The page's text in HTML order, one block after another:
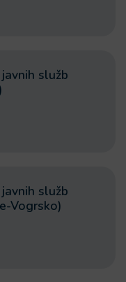
služb
služb
Vogrsko)